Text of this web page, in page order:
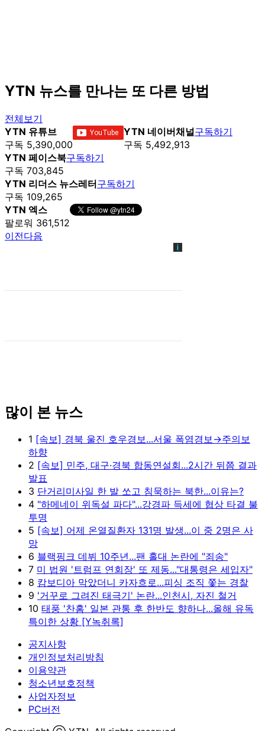
YTN 뉴스를 만나는 또 다른 방법
전체보기
YTN 유튜브
구독 5,390,000
YTN 네이버채널
구독 5,492,913
구독하기
YTN 페이스북
구독 703,845
구독하기
YTN 리더스 뉴스레터
구독 109,265
구독하기
YTN 엑스
팔로워 361,512
이전다음
많이 본 뉴스
1 [속보] 경북 울진 호우경보...서울 폭염경보→주의보
하향
2 [속보] 민주, 대구·경북 합동연설회...2시간 뒤쯤 결과
발표
3 단거리미사일 한 발 쏘고 침묵하는 북한...이유는?
4 "하메네이 위독설 파다"...강경파 득세에 협상 타결 불
투명
5 [속보] 어제 온열질환자 131명 발생...이 중 2명은 사
망
6 블랙핑크 데뷔 10주년...팬 홀대 논란에 "죄송"
7 미 법원 '트럼프 연회장' 또 제동..."대통령은 세입자"
8 캄보디아 막았더니 카자흐로...피싱 조직 쫓는 경찰
9 '거꾸로 그려진 태극기' 논란...인천시, 자진 철거
10 태풍 '찬홈' 일본 관통 후 한반도 향하나...올해 유독
특이한 상황 [Y녹취록]
공지사항
개인정보처리방침
이용약관
청소년보호정책
사업자정보
PC버전